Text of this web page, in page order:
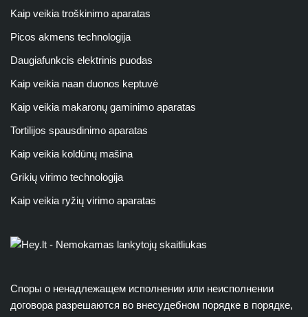
Kaip veikia troškinimo aparatas
Picos akmens technologija
Daugiafunkcis elektrinis puodas
Kaip veikia naan duonos keptuvė
Kaip veikia makaronų gaminimo aparatas
Tortilijos spausdinimo aparatas
Kaip veikia koldūnų mašina
Grikių virimo technologija
Kaip veikia ryžių virimo aparatas
Споры о ненадлежащем исполнении или неисполнении
договора разрешаются во внесудебном порядке в порядке,